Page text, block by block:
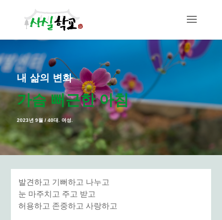
내 삶의 변화
가슴 뻐근한 아침
2023년 9월 / 40대. 여성.
발견하고 기뻐하고 나누고
눈 마주치고 주고 받고
허용하고 존중하고 사랑하고